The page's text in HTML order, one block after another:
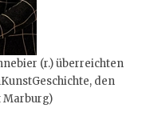
(r.) überreichten
den
Marburg)